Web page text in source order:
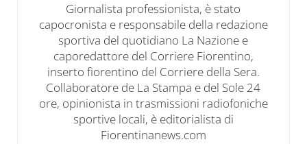
Giornalista professionista, è stato
capocronista e responsabile della redazione
sportiva del quotidiano La Nazione e
caporedattore del Corriere Fiorentino,
inserto fiorentino del Corriere della Sera.
Collaboratore de La Stampa e del Sole 24
ore, opinionista in trasmissioni radiofoniche
sportive locali, è editorialista di
Fiorentinanews.com